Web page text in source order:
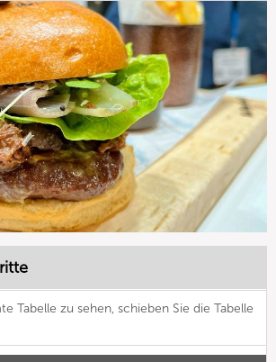
Tabelle zu sehen, schieben Sie die Tabelle